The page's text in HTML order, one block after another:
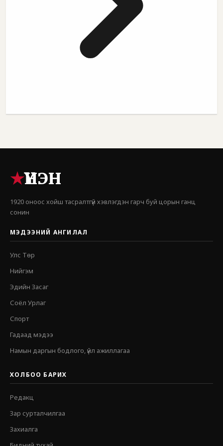
★ҮНЭН
1920 оноос хойш тасралтгүй хэвлэгдэн гарч буй цорын ганц
сонин
МЭДЭЭНИЙ АНГИЛАЛ
Улс Төр
Нийгэм
Эдийн Засаг
Соёл Урлаг
Спорт
Гадаад мэдээ
Намын даргын бодлого, үйл ажиллагаа
ХОЛБОО БАРИХ
Редакц
Зар сурталчилгаа
Захиалга